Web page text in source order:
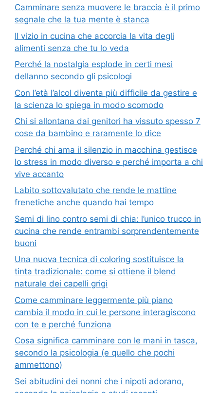
Camminare senza muovere le braccia è il primo
segnale che la tua mente è stanca
Il vizio in cucina che accorcia la vita degli
alimenti senza che tu lo veda
Perché la nostalgia esplode in certi mesi
dellanno secondo gli psicologi
Con l’età l’alcol diventa più difficile da gestire e
la scienza lo spiega in modo scomodo
Chi si allontana dai genitori ha vissuto spesso 7
cose da bambino e raramente lo dice
Perché chi ama il silenzio in macchina gestisce
lo stress in modo diverso e perché importa a chi
vive accanto
Labito sottovalutato che rende le mattine
frenetiche anche quando hai tempo
Semi di lino contro semi di chia: l’unico trucco in
cucina che rende entrambi sorprendentemente
buoni
Una nuova tecnica di coloring sostituisce la
tinta tradizionale: come si ottiene il blend
naturale dei capelli grigi
Come camminare leggermente più piano
cambia il modo in cui le persone interagiscono
con te e perché funziona
Cosa significa camminare con le mani in tasca,
secondo la psicologia (e quello che pochi
ammettono)
Sei abitudini dei nonni che i nipoti adorano,